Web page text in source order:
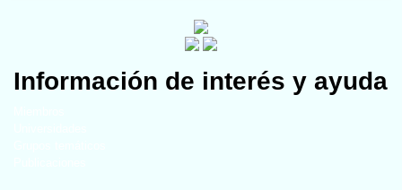
Información de interés y ayuda